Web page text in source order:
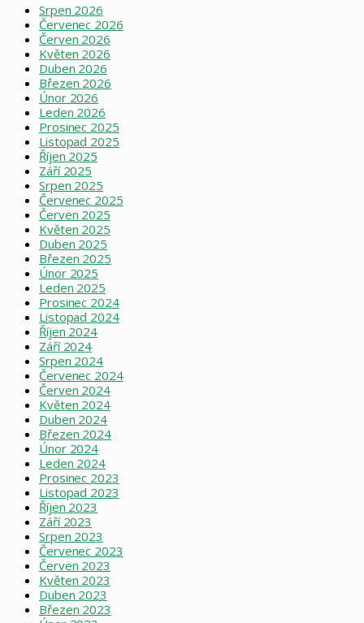
Srpen 2026
Červenec 2026
Červen 2026
Květen 2026
Duben 2026
Březen 2026
Únor 2026
Leden 2026
Prosinec 2025
Listopad 2025
Říjen 2025
Září 2025
Srpen 2025
Červenec 2025
Červen 2025
Květen 2025
Duben 2025
Březen 2025
Únor 2025
Leden 2025
Prosinec 2024
Listopad 2024
Říjen 2024
Září 2024
Srpen 2024
Červenec 2024
Červen 2024
Květen 2024
Duben 2024
Březen 2024
Únor 2024
Leden 2024
Prosinec 2023
Listopad 2023
Říjen 2023
Září 2023
Srpen 2023
Červenec 2023
Červen 2023
Květen 2023
Duben 2023
Březen 2023